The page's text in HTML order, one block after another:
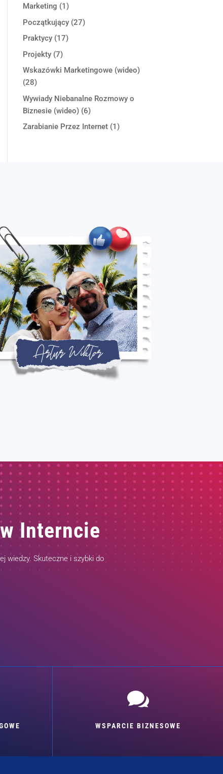
Marketing (1)
Początkujący (27)
Praktycy (17)
Projekty (7)
Wskazówki Marketingowe (wideo)
(28)
Wywiady Niebanalne Rozmowy o
Biznesie (wideo) (6)
Zarabianie Przez Internet (1)
Interncie
wiedzy. Skuteczne i szybki do

WSPARCIE BIZNESOWE